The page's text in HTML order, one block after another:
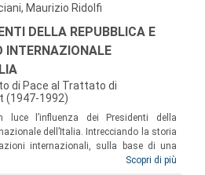
Maurizio Ridolfi
DELLA REPUBBLICA E
INTERNAZIONALE
di Pace al Trattato di
(1947-1992)
l’influenza dei Presidenti della
dell’Italia. Intrecciando la storia
internazionali, sulla base di una
Storico della Presidenza della
Scopri di più